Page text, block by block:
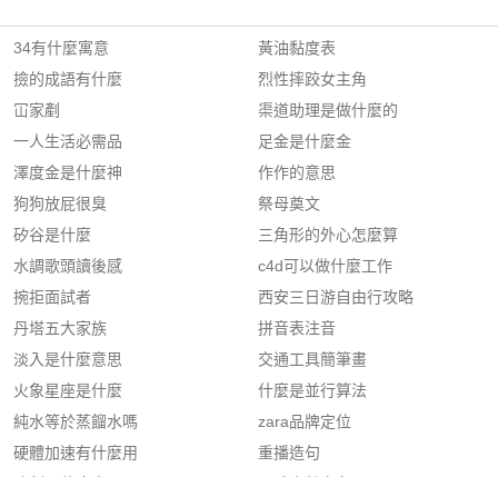
34有什麼寓意
撿的成語有什麼
冚家剷
一人生活必需品
澤度金是什麼神
狗狗放屁很臭
矽谷是什麼
水調歌頭讀後感
捥拒面試者
丹塔五大家族
淡入是什麼意思
火象星座是什麼
純水等於蒸餾水嗎
硬體加速有什麼用
黃油黏度表
烈性摔跤女主角
渠道助理是做什麼的
足金是什麼金
作作的意思
祭母奠文
三角形的外心怎麼算
c4d可以做什麼工作
西安三日游自由行攻略
拼音表注音
交通工具簡筆畫
什麼是並行算法
zara品牌定位
重播造句